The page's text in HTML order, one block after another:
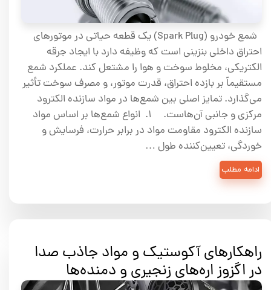
شمع خودرو (Spark Plug) یک قطعه حیاتی در موتورهای
احتراق داخلی بنزینی است که وظیفه دارد با ایجاد جرقه
الکتریکی، مخلوط سوخت و هوا را مشتعل کند. عملکرد شمع
مستقیماً بر بازده احتراق، قدرت موتور، و مصرف سوخت تأثیر
می‌گذارد. تمایز اصلی بین شمع‌ها در مواد سازنده الکترود
مرکزی و جانبی آن‌هاست. ۱. انواع شمع‌ها بر اساس مواد
سازنده الکترود مقاومت مواد در برابر حرارت، فرسایش و
خوردگی، تعیین‌کننده طول …
ادامه مطلب
راهکارهای آکوستیک و مواد جاذب صدا
در اگزوز اره‌های زنجیری و دمنده‌ها